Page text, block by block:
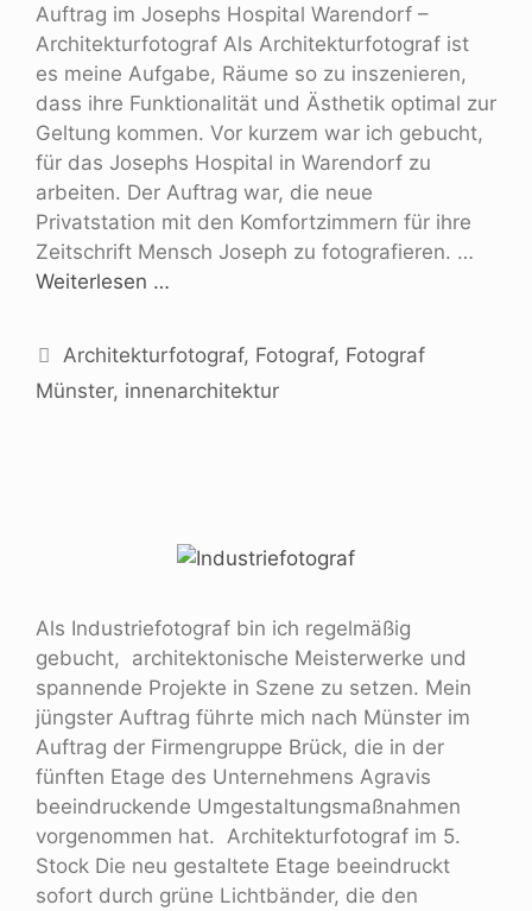
Auftrag im Josephs Hospital Warendorf –
Architekturfotograf Als Architekturfotograf ist
es meine Aufgabe, Räume so zu inszenieren,
dass ihre Funktionalität und Ästhetik optimal zur
Geltung kommen. Vor kurzem war ich gebucht,
für das Josephs Hospital in Warendorf zu
arbeiten. Der Auftrag war, die neue
Privatstation mit den Komfortzimmern für ihre
Zeitschrift Mensch Joseph zu fotografieren. …
Weiterlesen …
Architekturfotograf, Fotograf, Fotograf
Münster, innenarchitektur
Als Industriefotograf bin ich regelmäßig
gebucht, architektonische Meisterwerke und
spannende Projekte in Szene zu setzen. Mein
jüngster Auftrag führte mich nach Münster im
Auftrag der Firmengruppe Brück, die in der
fünften Etage des Unternehmens Agravis
beeindruckende Umgestaltungsmaßnahmen
vorgenommen hat. Architekturfotograf im 5.
Stock Die neu gestaltete Etage beeindruckt
sofort durch grüne Lichtbänder, die den